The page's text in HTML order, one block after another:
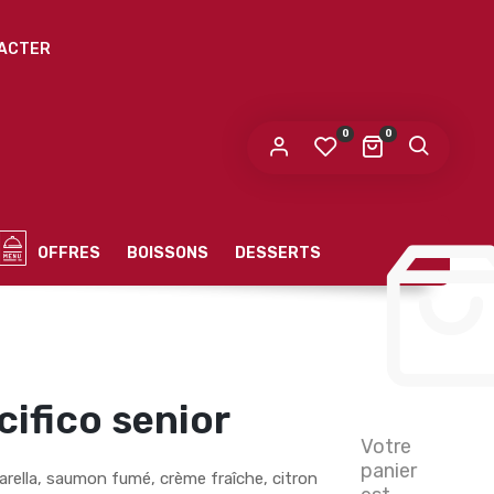
0
Votre
panier
0
OFFRES BOISSONS DESSERTS
senior
saumon fumé, crème fraîche, citron